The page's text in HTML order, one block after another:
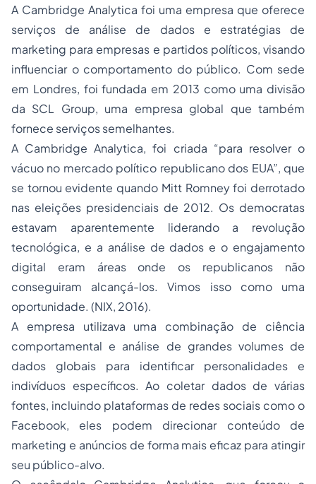
A Cambridge Analytica foi uma empresa que oferece
serviços de análise de dados e estratégias de
marketing para empresas e partidos políticos, visando
influenciar o comportamento do público. Com sede
em Londres, foi fundada em 2013 como uma divisão
da SCL Group, uma empresa global que também
fornece serviços semelhantes.
A Cambridge Analytica, foi criada “para resolver o
vácuo no mercado político republicano dos EUA”, que
se tornou evidente quando Mitt Romney foi derrotado
nas eleições presidenciais de 2012. Os democratas
estavam aparentemente liderando a revolução
tecnológica, e a análise de dados e o engajamento
digital eram áreas onde os republicanos não
conseguiram alcançá-los. Vimos isso como uma
oportunidade. (NIX, 2016).
A empresa utilizava uma combinação de ciência
comportamental e análise de grandes volumes de
dados globais para identificar personalidades e
indivíduos específicos. Ao coletar dados de várias
fontes, incluindo plataformas de redes sociais como o
Facebook, eles podem direcionar conteúdo de
marketing e anúncios de forma mais eficaz para atingir
seu público-alvo.